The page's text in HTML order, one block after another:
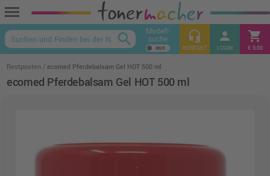
menu
keyboard_arrow_up
search Modell-
suche headset_mic
KONTAKT
person
LOGIN
shopping_cart
€ 0,00
Restposten ecomed Pferdebalsam Gel HOT 500 ml
ecomed Pferdebalsam Gel HOT 500 ml